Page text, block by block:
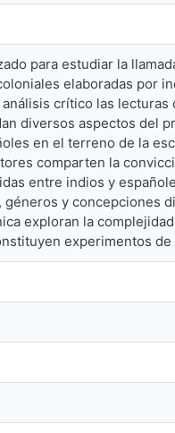
para estudiar la
elaboradas por
crítico las lecturas
diversos aspectos del
en el terreno de la
comparten la
entre indios y
y concepciones
exploran la
experimentos